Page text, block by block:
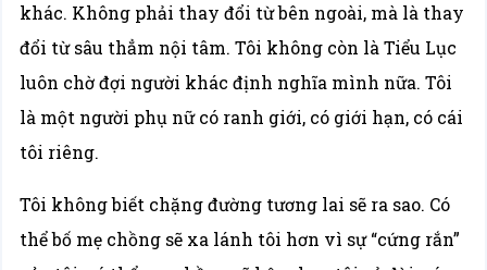
khác. Không phải thay đổi từ bên ngoài, mà là thay
đổi từ sâu thẳm nội tâm. Tôi không còn là Tiểu Lục
luôn chờ đợi người khác định nghĩa mình nữa. Tôi
là một người phụ nữ có ranh giới, có giới hạn, có cái
tôi riêng.
Tôi không biết chặng đường tương lai sẽ ra sao. Có
thể bố mẹ chồng sẽ xa lánh tôi hơn vì sự “cứng rắn”